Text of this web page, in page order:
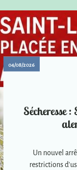
04/08/2026
Sécheresse
Un nouvel
restrictions